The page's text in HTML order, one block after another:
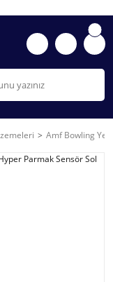
Amf Bowling